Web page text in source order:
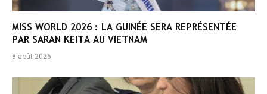
MISS WORLD 2026 : LA GUINÉE SERA REPRÉSENTÉE
PAR SARAN KEITA AU VIETNAM
8 août 2026